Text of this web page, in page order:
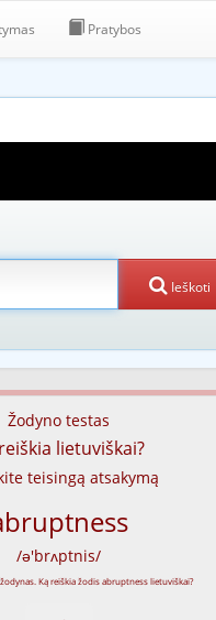
Pratybos
Ieškoti
Žodyno testas
lietuviškai?
teisingą atsakymą
/ə'brʌptnis/